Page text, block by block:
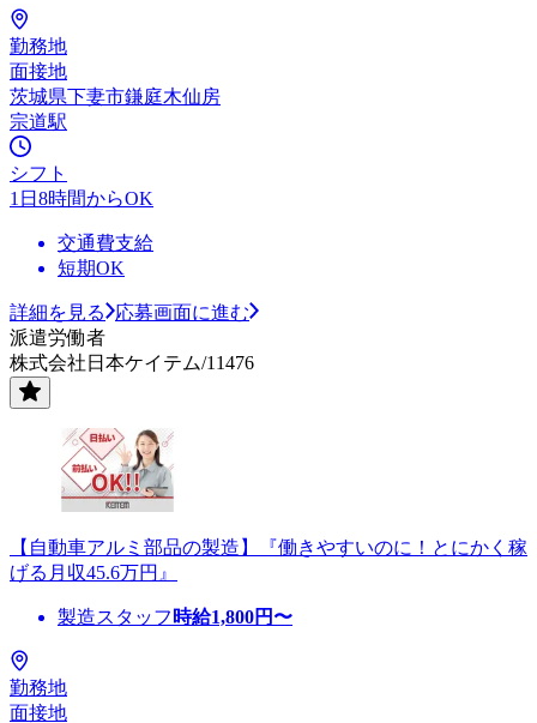
勤務地
面接地
茨城県下妻市鎌庭木仙房
宗道駅
シフト
1日8時間からOK
交通費支給
短期OK
詳細を見る
応募画面に進む
派遣労働者
株式会社日本ケイテム/11476
【自動車アルミ部品の製造】『働きやすいのに！とにかく稼
げる月収45.6万円』
製造スタッフ 時給1,800円〜
勤務地
面接地